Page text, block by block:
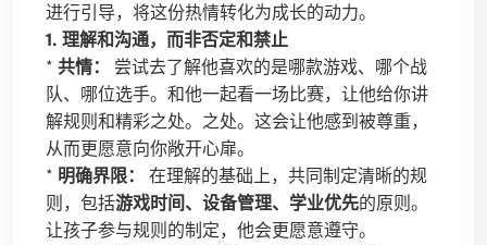
进行引导，将这份热情转化为成长的动力。
1. 理解和沟通，而非否定和禁止
* 共情：
尝试去了解他喜欢的是哪款游戏、哪个战
队、哪位选手。和他一起看一场比赛，让他给你讲
解规则和精彩之处。之处。这会让他感到被尊重，
从而更愿意向你敞开心扉。
* 明确界限：
在理解的基础上，共同制定清晰的规
则，包括游戏时间、设备管理、学业优先的原则。
让孩子参与规则的制定，他会更愿意遵守。